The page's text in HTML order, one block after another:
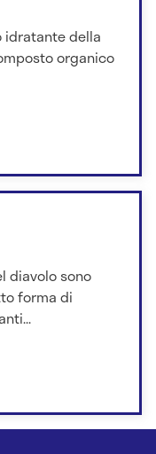
idratante della
organico
diavolo sono
forma di